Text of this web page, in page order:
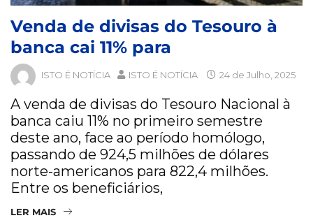
Venda de divisas do Tesouro à
banca cai 11% para
ISTO É NOTÍCIA ISTO É NOTÍCIA 24 de Julho, 2025
A venda de divisas do Tesouro Nacional à
banca caiu 11% no primeiro semestre
deste ano, face ao período homólogo,
passando de 924,5 milhões de dólares
norte-americanos para 822,4 milhões.
Entre os beneficiários,
LER MAIS